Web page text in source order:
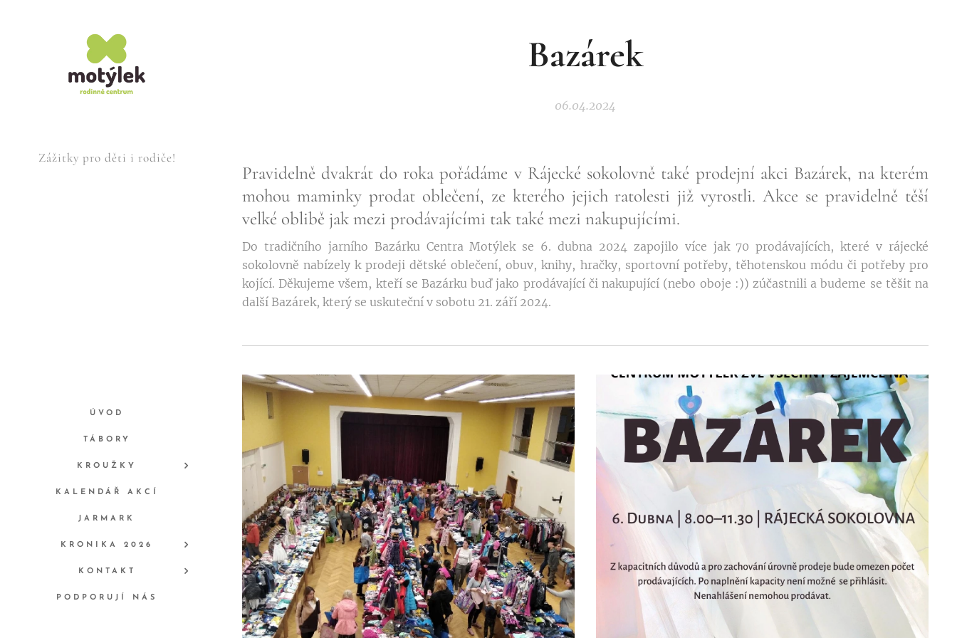
Zážitky pro děti i rodiče!
ÚVOD
TÁBORY
KROUŽKY
KALENDÁŘ AKCÍ
JARMARK
KRONIKA 2026
KONTAKT
PODPORUJÍ NÁS
Bazárek
06.04.2024
Pravidelně dvakrát do roka pořádáme v Rájecké sokolovně také prodejní akci Bazárek, na kterém
mohou maminky prodat oblečení, ze kterého jejich ratolesti již vyrostli. Akce se pravidelně těší
velké oblibě jak mezi prodávajícími tak také mezi nakupujícími.
Do tradičního jarního Bazárku Centra Motýlek se 6. dubna 2024 zapojilo více jak 70 prodávajících, které v rájecké
sokolovně nabízely k prodeji dětské oblečení, obuv, knihy, hračky, sportovní potřeby, těhotenskou módu či potřeby pro
kojící. Děkujeme všem, kteří se Bazárku buď jako prodávající či nakupující (nebo oboje :)) zúčastnili a budeme se těšit na
další Bazárek, který se uskuteční v sobotu 21. září 2024.